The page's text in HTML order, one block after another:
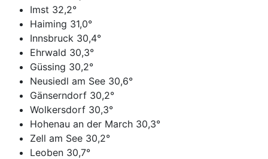
Imst 32,2°
Haiming 31,0°
Innsbruck 30,4°
Ehrwald 30,3°
Güssing 30,2°
Neusiedl am See 30,6°
Gänserndorf 30,2°
Wolkersdorf 30,3°
Hohenau an der March 30,3°
Zell am See 30,2°
Leoben 30,7°